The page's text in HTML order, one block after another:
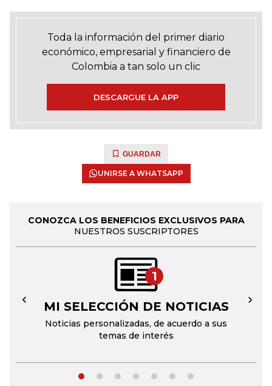
Toda la información del primer diario
económico, empresarial y financiero de
Colombia a tan solo un clic
DESCARGUE LA APP
GUARDAR
UNIRSE A WHATSAPP
CONOZCA LOS BENEFICIOS EXCLUSIVOS PARA
NUESTROS SUSCRIPTORES
1
MI SELECCIÓN DE NOTICIAS
Noticias personalizadas, de acuerdo a sus
temas de interés
← →